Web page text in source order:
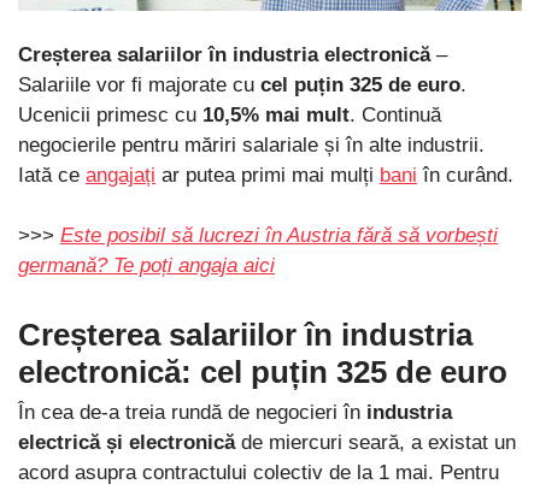
Creșterea salariilor în industria electronică–
Salariile vor fi majorate cu cel puțin 325 de euro.
Ucenicii primesc cu 10,5% mai mult. Continuă
negocierile pentru măriri salariale și în alte industrii.
Iată ce angajați ar putea primi mai mulți bani în curând.
>>> Este posibil să lucrezi în Austria fără să vorbești
germană? Te poți angaja aici
Creșterea salariilor în industria
electronică: cel puțin 325 de euro
În cea de-a treia rundă de negocieri în industria
electrică și electronicăde miercuri seară, a existat un
acord asupra contractului colectiv de la 1 mai. Pentru